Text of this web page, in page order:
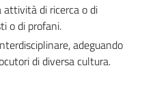
attività di ricerca o di
o di profani.
adeguando
di diversa cultura.